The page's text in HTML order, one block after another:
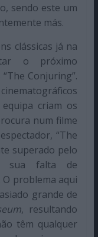
sendo este um
más.
clássicas já na
o próximo
Conjuring”.
criam os
num filme
“The
superado pelo
sua falta de
problema aqui
grande de
, resultando
têm qualquer